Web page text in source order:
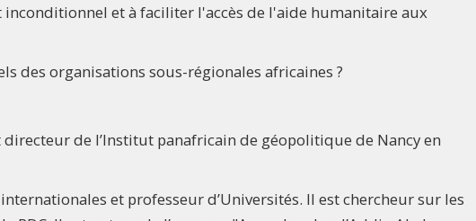
et à faciliter l'accès de l'aide humanitaire aux
des organisations sous-régionales africaines ?
de l’Institut panafricain de géopolitique de Nancy en
et professeur d’Universités. Il est chercheur sur les